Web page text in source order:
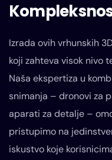
Izrada ovih vrhunskih
koji zahteva visok nivo
Naša ekspertiza u
snimanja – dronovi za
aparati za detalje –
pristupimo na
iskustvo koje